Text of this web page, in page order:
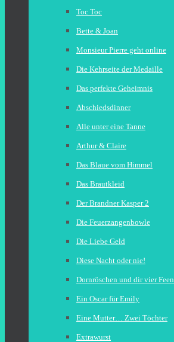
Toc Toc
Bette & Joan
Monsieur Pierre geht online
Die Kehrseite der Medaille
Das perfekte Geheimnis
Abschiedsdinner
Alle unter eine Tanne
Arthur & Claire
Das Blaue vom Himmel
Das Brautkleid
Der Brandner Kasper 2
Die Feuerzangenbowle
Die Liebe Geld
Diese Nacht oder nie!
Dornröschen und dir vier Feen
Ein Oscar für Emily
Eine Mutter… Zwei Töchter
Extrawurst